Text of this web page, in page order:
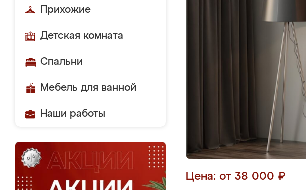
Прихожие
Детская комната
Спальни
Мебель для ванной
Наши работы
Цена: от 38 000 ₽